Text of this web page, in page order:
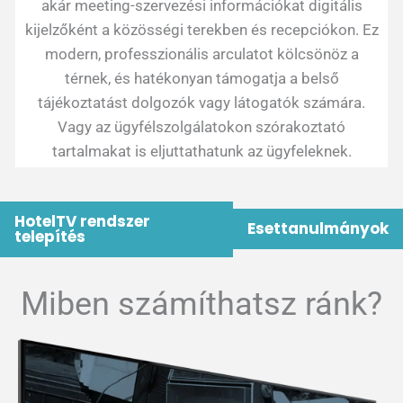
akár meeting-szervezési információkat digitális
kijelzőként a közösségi terekben és recepciókon. Ez
modern, professzionális arculatot kölcsönöz a
térnek, és hatékonyan támogatja a belső
tájékoztatást dolgozók vagy látogatók számára.
Vagy az ügyfélszolgálatokon szórakoztató
tartalmakat is eljuttathatunk az ügyfeleknek.
HotelTV rendszer
telepítés Esettanulmányok
Miben számíthatsz ránk?